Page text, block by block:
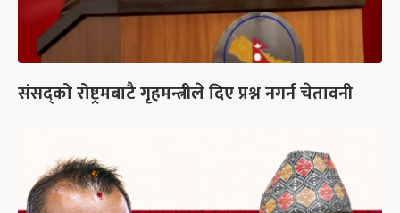
संसद्को रोष्ट्रमबाटै गृहमन्त्रीले दिए प्रश्न नगर्न चेतावनी